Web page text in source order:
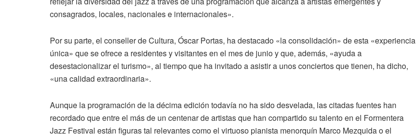
consagrados, locales, nacionales e internacionales».
Por su parte, el conseller de Cultura, Óscar Portas, ha destacado «la consolidación» de esta «experiencia
única» que se ofrece a residentes y visitantes en el mes de junio y que, además, «ayuda a
desestacionalizar el turismo», al tiempo que ha invitado a asistir a unos conciertos que tienen, ha dicho,
«una calidad extraordinaria».
Aunque la programación de la décima edición todavía no ha sido desvelada, las citadas fuentes han
recordado que entre el más de un centenar de artistas que han compartido su talento en el Formentera
Jazz Festival están figuras tal relevantes como el virtuoso pianista menorquín Marco Mezquida o el